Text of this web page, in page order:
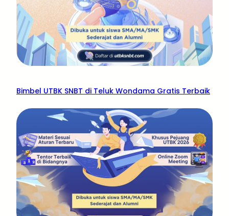
Bimbel UTBK SNBT di Teluk Wondama Gratis Terbaik